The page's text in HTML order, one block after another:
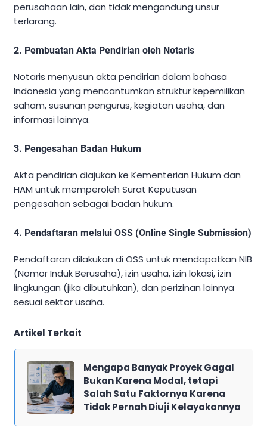
perusahaan lain, dan tidak mengandung unsur
terlarang.
2. Pembuatan Akta Pendirian oleh Notaris
Notaris menyusun akta pendirian dalam bahasa
Indonesia yang mencantumkan struktur kepemilikan
saham, susunan pengurus, kegiatan usaha, dan
informasi lainnya.
3. Pengesahan Badan Hukum
Akta pendirian diajukan ke Kementerian Hukum dan
HAM untuk memperoleh Surat Keputusan
pengesahan sebagai badan hukum.
4. Pendaftaran melalui OSS (Online Single Submission)
Pendaftaran dilakukan di OSS untuk mendapatkan NIB
(Nomor Induk Berusaha), izin usaha, izin lokasi, izin
lingkungan (jika dibutuhkan), dan perizinan lainnya
sesuai sektor usaha.
Artikel Terkait
Mengapa Banyak Proyek Gagal
Bukan Karena Modal, tetapi
Salah Satu Faktornya Karena
Tidak Pernah Diuji Kelayakannya